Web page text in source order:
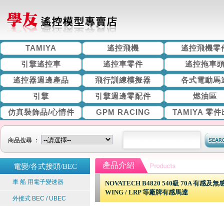
TAMIYA 遙控飛機
遙控飛機零
引擎遙控車
遙控車零件
遙控拖車
遙控器週邊產品
飛行訓練模擬器
各式電動馬
引擎
引擎週邊零配件
燃油區
仿真裝飾品/心情件
GPM RACING TAMIYA 零件
商品搜尋 ：
電變/各式接頭/BEC
車 船 用電子變速器
外接式 BEC / UBEC
產品介紹
NOVATECH B4820 540級 70A 有感及
WING / LRP 等廠牌有感馬達